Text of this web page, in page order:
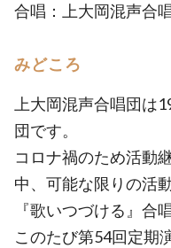
合唱：上大岡混声合
みどころ
上大岡混声合唱団は
団です。
コロナ禍のため活動
中、可能な限りの活
『歌いつづける』合
このたび第54回定期